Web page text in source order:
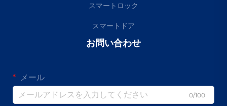
スマートロック
スマートドア
お問い合わせ
メール
0/100